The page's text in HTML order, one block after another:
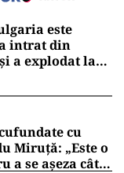
este
intrat din
a explodat la
cu
Miruță: „Este o
a se așeza cât